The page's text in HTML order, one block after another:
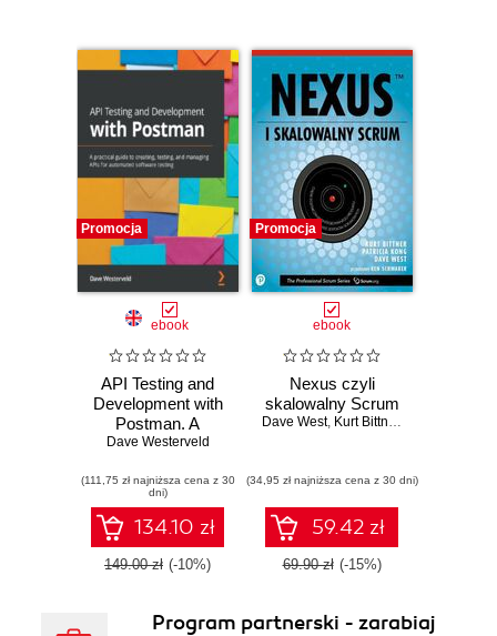
Promocja
ebook
API Testing and
Development with
Postman. A
practical guide to
and managing
APIs for automated
software testing
Dave Westerveld
(111,75 zł najniższa cena z 30
dni)
134.10 zł
149.00 zł (-10%)
Promocja
ebook
Nexus czyli
skalowalny Scrum
Dave West, Kurt Bittner ,
(34,95 zł najniższa cena z 30 dni)
59.42 zł
69.90 zł (-15%)
Program partnerski - zarabiaj